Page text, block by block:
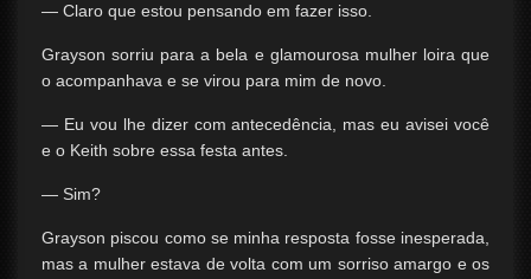
— Claro que estou pensando em fazer isso.
Grayson sorriu para a bela e glamourosa mulher loira que
o acompanhava e se virou para mim de novo.
— Eu vou lhe dizer com antecedência, mas eu avisei você
e o Keith sobre essa festa antes.
— Sim?
Grayson piscou como se minha resposta fosse inesperada,
mas a mulher estava de volta com um sorriso amargo e os